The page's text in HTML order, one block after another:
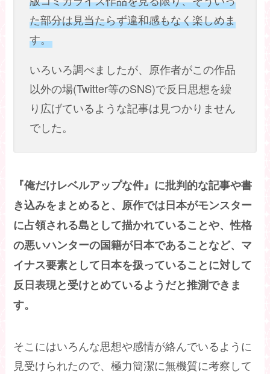
た部分は見当たらず違和感もなく楽しめま
す。
いろいろ調べましたが、原作者がこの作品
以外の場(Twitter等のSNS)で反日思想を繰
り広げているような記事は見つかりません
でした。
『俺だけレベルアップな件』に批判的な記事や書
き込みをまとめると、原作では日本がモンスター
に占領される島として描かれていることや、性格
の悪いハンターの国籍が日本であることなど、マ
イナス要素として日本を扱っていることに対して
反日表現と受けとめているようだと推測できま
す。
そこにはいろんな思想や感情が絡んでいるように
見受けられたので、極力簡潔に無機質に考察して